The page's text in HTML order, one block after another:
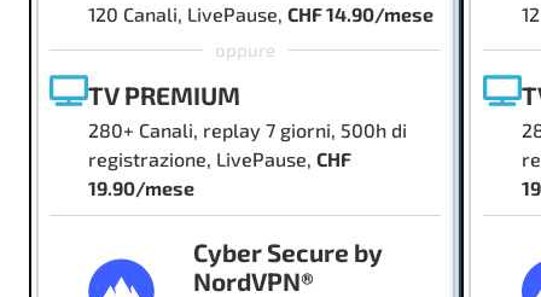
120 Canali, LivePause,CHF 14.90/mese
oppure
TV PREMIUM
280+ Canali, replay 7 giorni, 500h di
registrazione, LivePause,CHF
19.90/mese
Cyber Secure by
NordVPN®